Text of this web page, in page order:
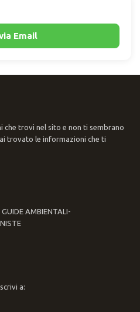
Email
che trovi nel sito e non ti sembrano
trovato le informazioni che ti
AMBIENTALI-
a: